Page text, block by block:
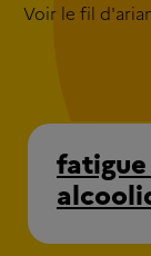
Voir le fil
fatigue